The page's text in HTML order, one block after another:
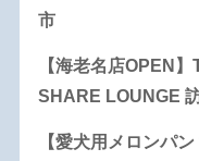
市
【海老名店OPEN
SHARE LOUNGE
【愛犬用メロンパ